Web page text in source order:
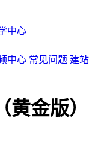
中心
中心 常见问题 建
金版）